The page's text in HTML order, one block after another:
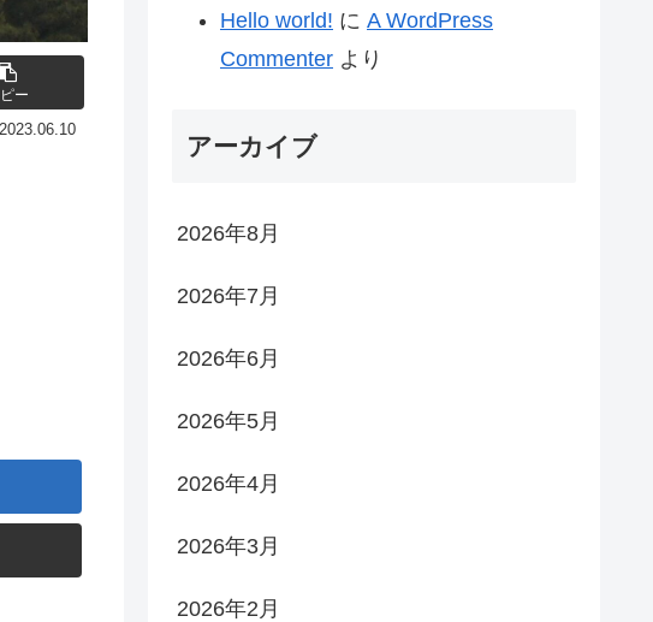
ー
2023.06.10
Hello world! に A WordPress
Commenter より
アーカイブ
2026年8月
2026年7月
2026年6月
2026年5月
2026年4月
2026年3月
2026年2月